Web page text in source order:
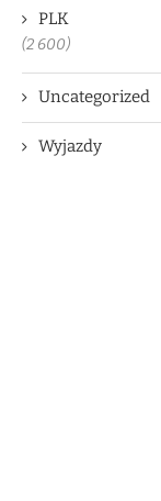
PLK
(2 600)
Uncategorized
Wyjazdy